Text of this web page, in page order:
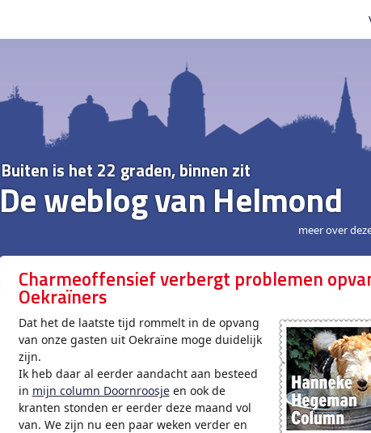
Buiten is het 22 graden, binnen zit
De weblog van Helmond
meer over
Charmeoffensief verbergt problemen
Oekraïners
Dat het de laatste tijd rommelt in de opvang
van onze gasten uit Oekraïne moge duidelijk
zijn.
Ik heb daar al eerder aandacht aan besteed
in mijn column Doornroosjeen ook de
kranten stonden er eerder deze maand vol
van. We zijn nu een paar weken verder en